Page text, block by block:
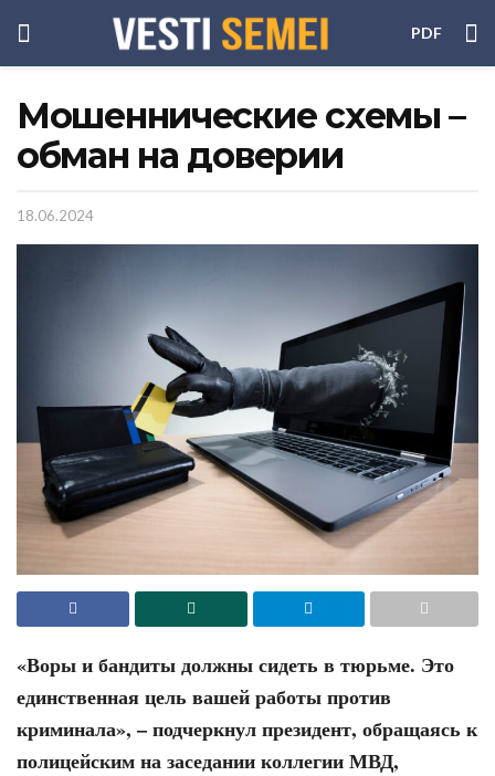
PDF
Мошеннические схемы –
обман на доверии
18.06.2024
«Воры и бандиты должны сидеть в тюрьме. Это
единствен­ная цель вашей работы против
криминала», – подчеркнул пре­зидент, обращаясь к
полицейским на заседании коллегии МВД,